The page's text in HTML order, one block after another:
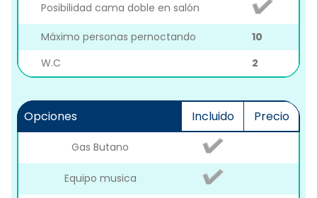
Posibilidad cama doble en salón
Máximo personas pernoctando
10
W.C
2
Opciones Incluido Precio
Gas Butano
Equipo musica